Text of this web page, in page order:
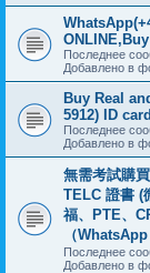
Последнее
Добавлено в
Buy Real
5912) ID
Последнее
Добавлено в
無需考試購
TELC 證書 (
福、PTE、
（
Последнее
Добавлено в